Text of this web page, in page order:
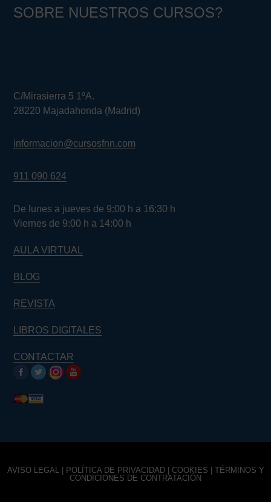
SOBRE NUESTROS CURSOS?
C/Mirasierra 5 1ºA.
28220 Majadahonda (Madrid)
informacion@cursosfnn.com
911 090 624
De lunes a jueves de 9:00 h a 16:30 h
Viernes de 9:00 h a 14:00 h
AULA VIRTUAL
BLOG
REVISTA
LIBROS DIGITALES
CONTACTAR
AVISO LEGAL| POLÍTICA DE PRIVACIDAD| COOKIES
TÉRMINOS Y
CONDICIONES DE CONTRATACIÓN